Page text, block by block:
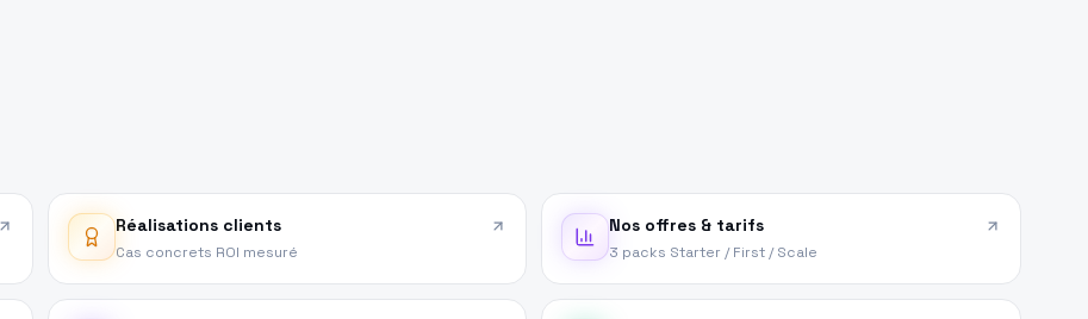
Réalisations clients
Cas concrets ROI mesuré
Nos offres & tarifs
3 packs Starter / First / Scale